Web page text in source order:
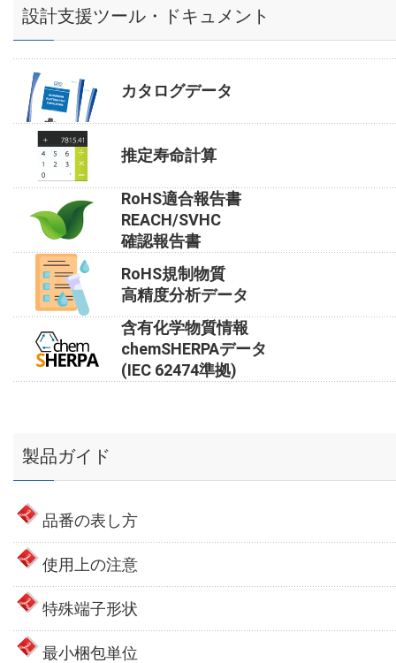
設計支援ツール・ドキュメント
カタログデータ
推定寿命計算
RoHS適合報告書
REACH/SVHC
確認報告書
RoHS規制物質
高精度分析データ
含有化学物質情報
chemSHERPAデータ
(IEC 62474準拠)
製品ガイド
品番の表し方
使用上の注意
特殊端子形状
最小梱包単位